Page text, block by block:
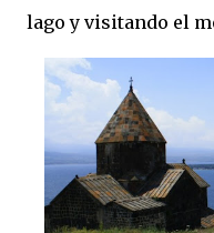
lago y visitando el